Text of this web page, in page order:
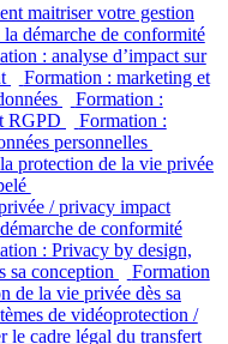
maitriser votre gestion
démarche de conformité
: analyse d’impact sur
Formation : marketing et
Formation :
RGPD
Formation :
personnelles
protection de la vie privée
/ privacy impact
de conformité
: Privacy by design,
sa conception
Formation
de la vie privée dès sa
de vidéoprotection /
le cadre légal du transfert